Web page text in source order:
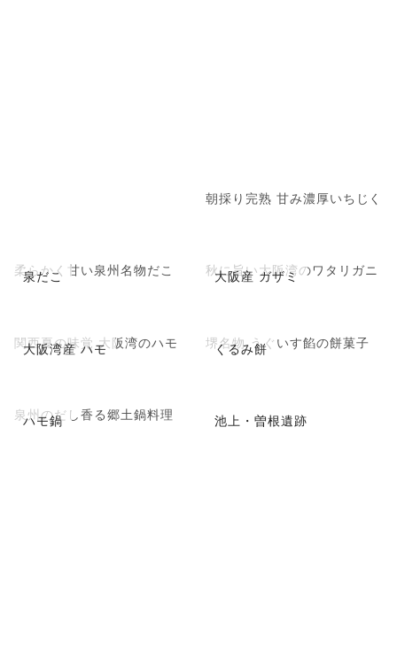
朝採り完熟 甘み濃厚いちじく
泉だこ
柔らかく甘い泉州名物だこ 大阪産 ガザミ
秋に旨い大阪湾のワタリガニ
大阪湾産 ハモ
関西夏の味覚 大阪湾のハモ くるみ餅
堺名物 うぐいす餡の餅菓子
ハモ鍋
泉州のだし香る郷土鍋料理 池上・曽根遺跡